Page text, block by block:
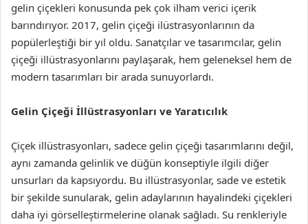
gelin çiçekleri konusunda pek çok ilham verici içerik
barındırıyor. 2017, gelin çiçeği ilüstrasyonlarının da
popülerleştiği bir yıl oldu. Sanatçılar ve tasarımcılar, gelin
çiçeği illüstrasyonlarını paylaşarak, hem geleneksel hem de
modern tasarımları bir arada sunuyorlardı.
Gelin Çiçeği İllüstrasyonları ve Yaratıcılık
Çiçek illüstrasyonları, sadece gelin çiçeği tasarımlarını değil,
aynı zamanda gelinlik ve düğün konseptiyle ilgili diğer
unsurları da kapsıyordu. Bu illüstrasyonlar, sade ve estetik
bir şekilde sunularak, gelin adaylarının hayalindeki çiçekleri
daha iyi görselleştirmelerine olanak sağladı. Su renkleriyle